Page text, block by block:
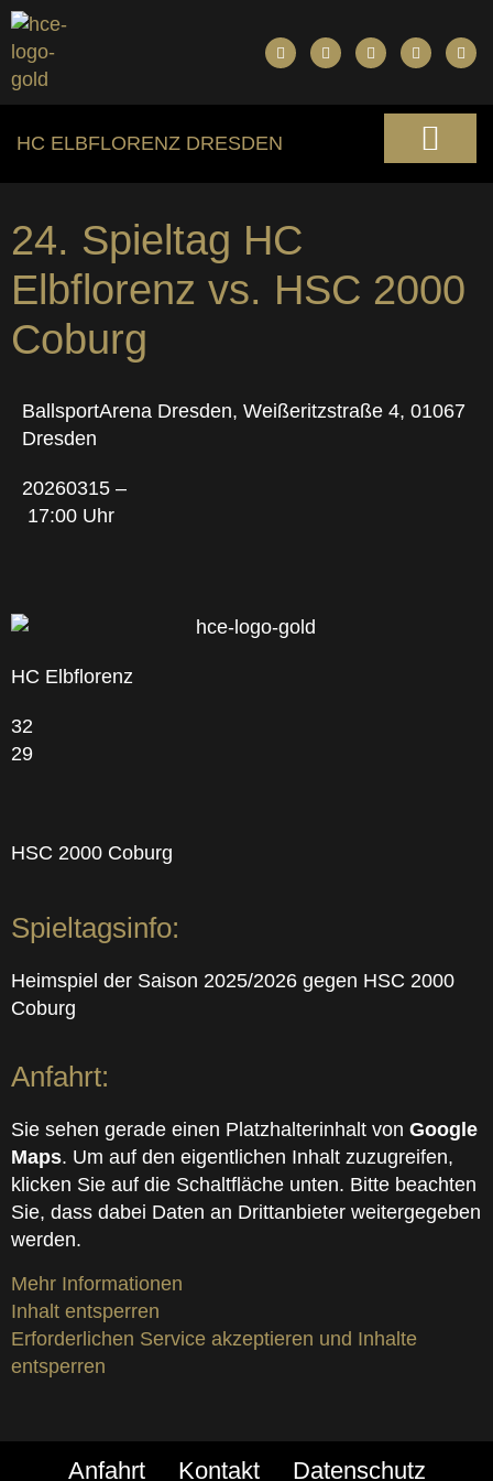
HC ELBFLORENZ DRESDEN
24. Spieltag HC
Elbflorenz vs. HSC 2000
Coburg
BallsportArena Dresden, Weißeritzstraße 4, 01067
Dresden
20260315 –
17:00 Uhr
HC Elbflorenz
32
29
HSC 2000 Coburg
Spieltagsinfo:
Heimspiel der Saison 2025/2026 gegen HSC 2000
Coburg
Anfahrt:
Sie sehen gerade einen Platzhalterinhalt von Google
Maps. Um auf den eigentlichen Inhalt zuzugreifen,
klicken Sie auf die Schaltfläche unten. Bitte beachten
Sie, dass dabei Daten an Drittanbieter weitergegeben
werden.
Mehr Informationen
Inhalt entsperren
Erforderlichen Service akzeptieren und Inhalte
entsperren
Anfahrt Kontakt Datenschutz